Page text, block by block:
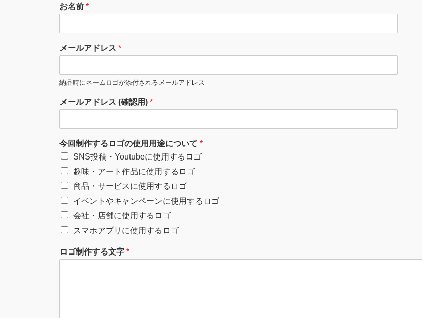
お名前 *
メールアドレス *
納品時にネームロゴが添付されるメールアドレス
メールアドレス (確認用) *
今回制作するロゴの使用用途について *
SNS投稿・Youtubeに使用するロゴ
趣味・アート作品に使用するロゴ
商品・サービスに使用するロゴ
イベントやキャンペーンに使用するロゴ
会社・店舗に使用するロゴ
スマホアプリに使用するロゴ
ロゴ制作する文字 *